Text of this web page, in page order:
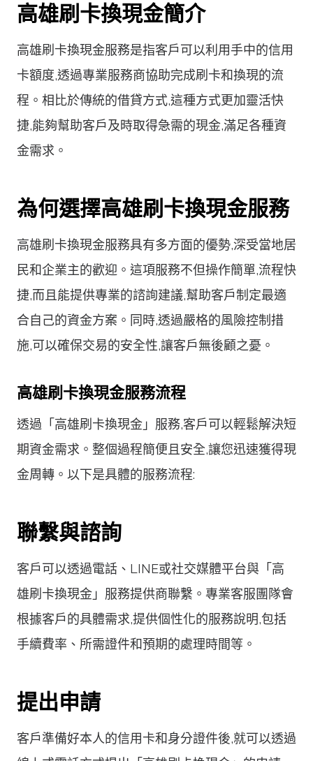
高雄刷卡換現金簡介
高雄刷卡換現金服務是指客戶可以利用手中的信用
卡額度,透過專業服務商協助完成刷卡和換現的流
程。相比於傳統的借貸方式,這種方式更加靈活快
捷,能夠幫助客戶及時取得急需的現金,滿足各種資
金需求。
為何選擇高雄刷卡換現金服務
高雄刷卡換現金服務具有多方面的優勢,深受當地居
民和企業主的歡迎。這項服務不但操作簡單,流程快
捷,而且能提供專業的諮詢建議,幫助客戶制定最適
合自己的資金方案。同時,透過嚴格的風險控制措
施,可以確保交易的安全性,讓客戶無後顧之憂。
高雄刷卡換現金服務流程
透過「高雄刷卡換現金」服務,客戶可以輕鬆解決短
期資金需求。整個過程簡便且安全,讓您迅速獲得現
金周轉。以下是具體的服務流程:
聯繫與諮詢
客戶可以透過電話、LINE或社交媒體平台與「高
雄刷卡換現金」服務提供商聯繫。專業客服團隊會
根據客戶的具體需求,提供個性化的服務說明,包括
手續費率、所需證件和預期的處理時間等。
提出申請
客戶準備好本人的信用卡和身分證件後,就可以透過